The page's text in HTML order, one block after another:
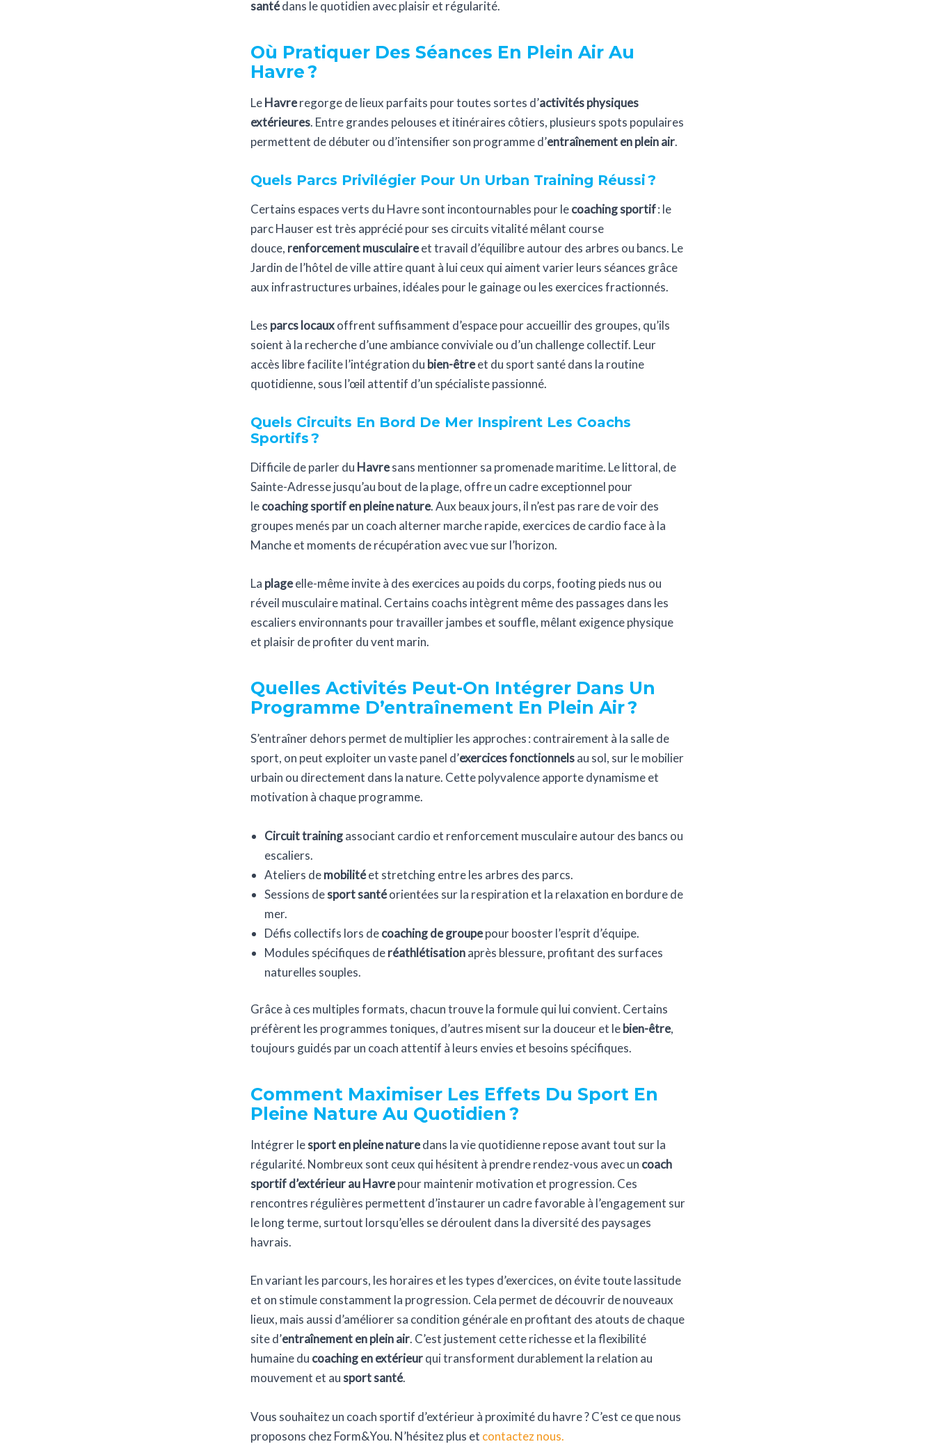
santédans le quotidien avec plaisir et régularité.
Où Pratiquer Des Séances En Plein Air Au
Havre ?
LeHavreregorge de lieux parfaits pour toutes sortes d’activités physiques
extérieures. Entre grandes pelouses et itinéraires côtiers, plusieurs spots populaires
permettent de débuter ou d’intensifier son programme d’entraînement en plein air.
Quels Parcs Privilégier Pour Un Urban Training Réussi ?
Certains espaces verts du Havre sont incontournables pour lecoaching sportif: le
parc Hauser est très apprécié pour ses circuits vitalité mêlant course
douce, renforcement musculaireet travail d’équilibre autour des arbres ou bancs. Le
Jardin de l’hôtel de ville attire quant à lui ceux qui aiment varier leurs séances grâce
aux infrastructures urbaines, idéales pour le gainage ou les exercices fractionnés.
Les parcs locauxoffrent suffisamment d’espace pour accueillir des groupes, qu’ils
soient à la recherche d’une ambiance conviviale ou d’un challenge collectif. Leur
accès libre facilite l’intégration du bien-êtreet du sport santé dans la routine
quotidienne, sous l’œil attentif d’un spécialiste passionné.
Quels Circuits En Bord De Mer Inspirent Les Coachs
Sportifs ?
Difficile de parler du Havresans mentionner sa promenade maritime. Le littoral, de
Sainte-Adresse jusqu’au bout de la plage, offre un cadre exceptionnel pour
lecoaching sportif en pleine nature. Aux beaux jours, il n’est pas rare de voir des
groupes menés par un coach alterner marche rapide, exercices de cardio face à la
Manche et moments de récupération avec vue sur l’horizon.
La plageelle-même invite à des exercices au poids du corps, footing pieds nus ou
réveil musculaire matinal. Certains coachs intègrent même des passages dans les
escaliers environnants pour travailler jambes et souffle, mêlant exigence physique
et plaisir de profiter du vent marin.
Quelles Activités Peut-On Intégrer Dans Un
Programme D’entraînement En Plein Air ?
S’entraîner dehors permet de multiplier les approches : contrairement à la salle de
sport, on peut exploiter un vaste panel d’exercices fonctionnelsau sol, sur le mobilier
urbain ou directement dans la nature. Cette polyvalence apporte dynamisme et
motivation à chaque programme.
Circuit trainingassociant cardio et renforcement musculaire autour des bancs ou
escaliers.
Ateliers demobilitéet stretching entre les arbres des parcs.
Sessions desport santéorientées sur la respiration et la relaxation en bordure de
mer.
Défis collectifs lors decoaching de groupepour booster l’esprit d’équipe.
Modules spécifiques deréathlétisationaprès blessure, profitant des surfaces
naturelles souples.
Grâce à ces multiples formats, chacun trouve la formule qui lui convient. Certains
préfèrent les programmes toniques, d’autres misent sur la douceur et lebien-être,
toujours guidés par un coach attentif à leurs envies et besoins spécifiques.
Comment Maximiser Les Effets Du Sport En
Pleine Nature Au Quotidien ?
Intégrer lesport en pleine naturedans la vie quotidienne repose avant tout sur la
régularité. Nombreux sont ceux qui hésitent à prendre rendez-vous avec un coach
sportif d’extérieur au Havrepour maintenir motivation et progression. Ces
rencontres régulières permettent d’instaurer un cadre favorable à l’engagement sur
le long terme, surtout lorsqu’elles se déroulent dans la diversité des paysages
havrais.
En variant les parcours, les horaires et les types d’exercices, on évite toute lassitude
et on stimule constamment la progression. Cela permet de découvrir de nouveaux
lieux, mais aussi d’améliorer sa condition générale en profitant des atouts de chaque
site d’entraînement en plein air. C’est justement cette richesse et la flexibilité
humaine du coaching en extérieurqui transforment durablement la relation au
mouvement et ausport santé.
Vous souhaitez un coach sportif d’extérieur à proximité du havre ? C’est ce que nous
proposons chez Form&You. N’hésitez plus et contactez nous.